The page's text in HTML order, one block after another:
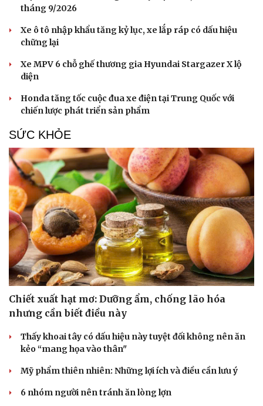
tháng 9/2026
Xe ô tô nhập khẩu tăng kỷ lục, xe lắp ráp có dấu hiệu
chững lại
Xe MPV 6 chỗ ghế thương gia Hyundai Stargazer X lộ
diện
Honda tăng tốc cuộc đua xe điện tại Trung Quốc với
chiến lược phát triển sản phẩm
SỨC KHỎE
Chiết xuất hạt mơ: Dưỡng ẩm, chống lão hóa
nhưng cần biết điều này
Thấy khoai tây có dấu hiệu này tuyệt đối không nên ăn
kẻo “mang họa vào thân"
Mỹ phẩm thiên nhiên: Những lợi ích và điều cần lưu ý
6 nhóm người nên tránh ăn lòng lợn